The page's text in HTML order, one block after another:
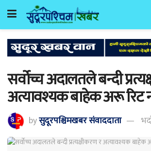
सर्वोच्च अदालतले बन्दी
अत्यावश्यक बाहेक अरू रिट
byसुदूरपश्चिमखबर संंवाददाता